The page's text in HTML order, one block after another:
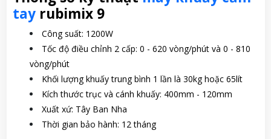
tay rubimix 9
Công suất: 1200W
Tốc độ điều chỉnh 2 cấp: 0 - 620 vòng/phút và 0 - 810
vòng/phút
Khối lượng khuấy trung bình 1 lần là 30kg hoặc 65lít
Kích thước trục và cánh khuấy: 400mm - 120mm
Xuất xứ: Tây Ban Nha
Thời gian bảo hành: 12 tháng